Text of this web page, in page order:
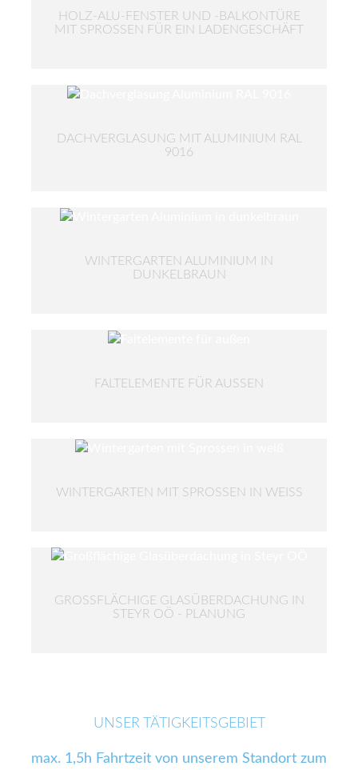
HOLZ-ALU-FENSTER UND -BALKONTÜRE
MIT SPROSSEN FÜR EIN LADENGESCHÄFT
DACHVERGLASUNG MIT ALUMINIUM RAL
9016
WINTERGARTEN ALUMINIUM IN
DUNKELBRAUN
FALTELEMENTE FÜR AUSSEN
WINTERGARTEN MIT SPROSSEN IN WEISS
GROSSFLÄCHIGE GLASÜBERDACHUNG IN S
TEYR OÖ - PLANUNG
UNSER TÄTIGKEITSGEBIET
max. 1,5h Fahrtzeit von unserem Standort zum